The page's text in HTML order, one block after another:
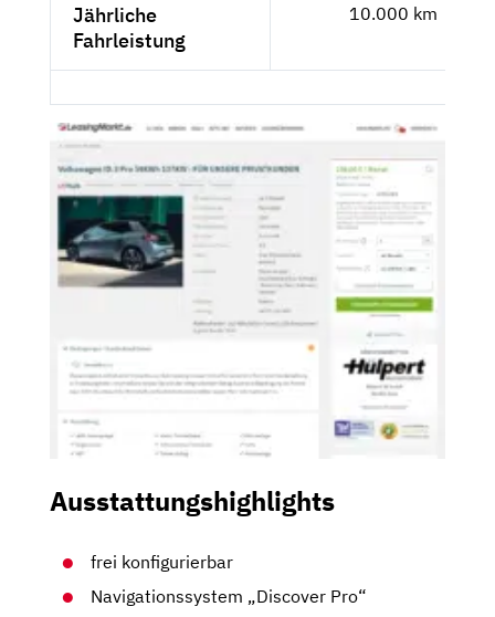
Jährliche
Fahrleistung
10.000 km
Ausstattungshighlights
frei konfigurierbar
Navigationssystem „Discover Pro“